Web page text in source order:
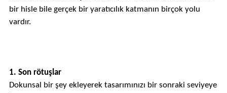
bir hisle bile gerçek bir yaratıcılık katmanın birçok yolu
vardır.
1. Son rötuşlar
Dokunsal bir şey ekleyerek tasarımınızı bir sonraki seviyeye